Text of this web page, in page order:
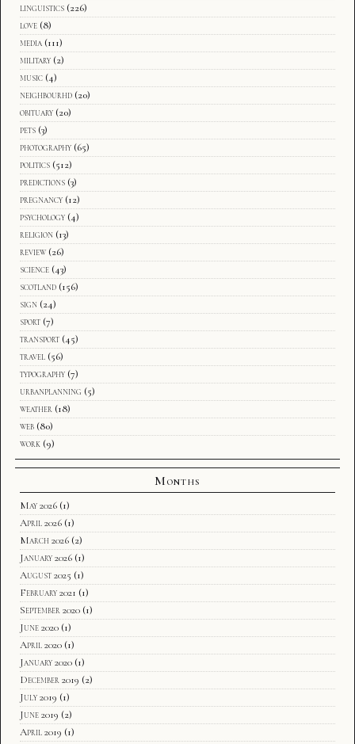
linguistics (226)
love (8)
media (111)
military (2)
music (4)
neighbourhd (20)
obituary (20)
pets (3)
photography (65)
politics (512)
predictions (3)
pregnancy (12)
psychology (4)
religion (13)
review (26)
science (43)
scotland (156)
sign (24)
sport (7)
transport (45)
travel (56)
typography (7)
urbanplanning (5)
weather (18)
web (80)
work (9)
Months
May 2026 (1)
April 2026 (1)
March 2026 (2)
January 2026 (1)
August 2025 (1)
February 2021 (1)
September 2020 (1)
June 2020 (1)
April 2020 (1)
January 2020 (1)
December 2019 (2)
July 2019 (1)
June 2019 (2)
April 2019 (1)